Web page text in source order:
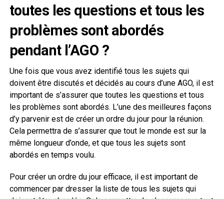
toutes les questions et tous les
problèmes sont abordés
pendant l’AGO ?
Une fois que vous avez identifié tous les sujets qui
doivent être discutés et décidés au cours d’une AGO, il est
important de s’assurer que toutes les questions et tous
les problèmes sont abordés. L’une des meilleures façons
d’y parvenir est de créer un ordre du jour pour la réunion.
Cela permettra de s’assurer que tout le monde est sur la
même longueur d’onde, et que tous les sujets sont
abordés en temps voulu.
Pour créer un ordre du jour efficace, il est important de
commencer par dresser la liste de tous les sujets qui